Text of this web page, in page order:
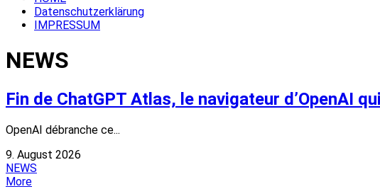
Datenschutzerklärung
IMPRESSUM
NEWS
Fin de ChatGPT Atlas, le navigateur d’OpenAI
OpenAI débranche ce...
9. August 2026
NEWS
More